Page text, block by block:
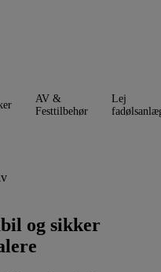
AV &
Festtilbehør
Lej
og sikker